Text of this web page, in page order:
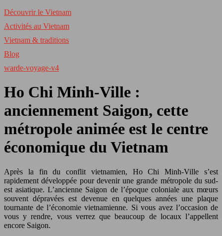
Découvrir le Vietnam
Activités au Vietnam
Vietnam & traditions
Blog
warde-voyage-v4
Ho Chi Minh-Ville :
anciennement Saigon, cette
métropole animée est le centre
économique du Vietnam
Après la fin du conflit vietnamien, Ho Chi Minh-Ville s’est
rapidement développée pour devenir une grande métropole du sud-
est asiatique. L’ancienne Saigon de l’époque coloniale aux mœurs
souvent dépravées est devenue en quelques années une plaque
tournante de l’économie vietnamienne. Si vous avez l’occasion de
vous y rendre, vous verrez que beaucoup de locaux l’appellent
encore Saigon.